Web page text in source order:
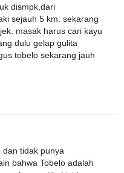
dismpk,dari
sejauh 5 km. sekarang
masak harus cari kayu
dulu gelap gulita
tobelo sekarang jauh
dan tidak punya
bahwa Tobelo adalah